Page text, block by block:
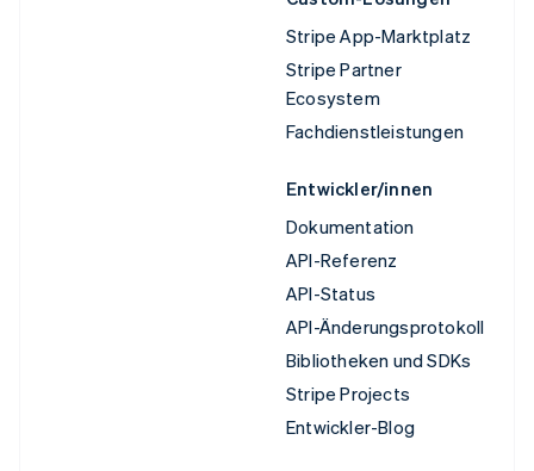
Stripe App-Marktplatz
Stripe Partner
Ecosystem
Fachdienstleistungen
Entwickler/innen
Dokumentation
API-Referenz
API-Status
API-Änderungsprotokoll
Bibliotheken und SDKs
Stripe Projects
Entwickler-Blog